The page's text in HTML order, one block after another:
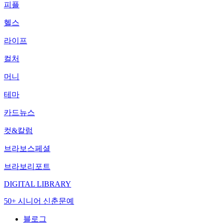
피플
헬스
라이프
컬처
머니
테마
카드뉴스
컷&칼럼
브라보스페셜
브라보리포트
DIGITAL LIBRARY
50+ 시니어 신춘문예
블로그